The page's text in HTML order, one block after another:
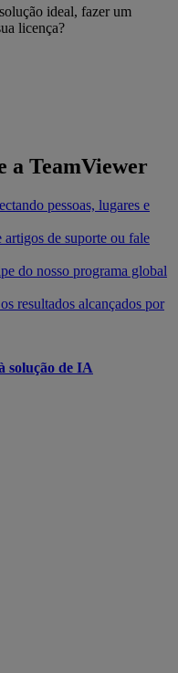
ideal, fazer um
licença?
a TeamViewer
pessoas, lugares e
artigos de suporte ou fale
do nosso programa global
resultados alcançados por
solução de IA